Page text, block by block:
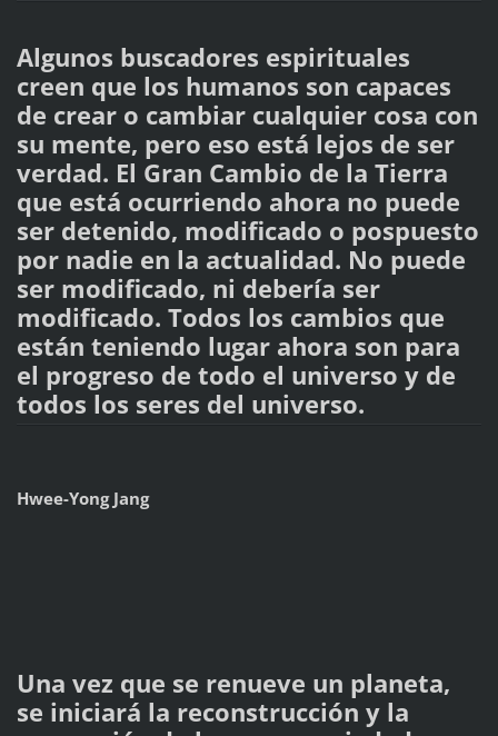
Algunos buscadores espirituales
creen que los humanos son capaces
de crear o cambiar cualquier cosa con
su mente, pero eso está lejos de ser
verdad. El Gran Cambio de la Tierra
que está ocurriendo ahora no puede
ser detenido, modificado o pospuesto
por nadie en la actualidad. No puede
ser modificado, ni debería ser
modificado. Todos los cambios que
están teniendo lugar ahora son para
el progreso de todo el universo y de
todos los seres del universo.
Hwee-Yong Jang
Una vez que se renueve un planeta,
se iniciará la reconstrucción y la